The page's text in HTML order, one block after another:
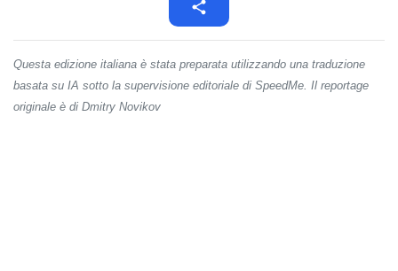
Questa edizione italiana è stata preparata utilizzando una traduzione
basata su IA sotto la supervisione editoriale di SpeedMe. Il reportage
originale è di Dmitry Novikov